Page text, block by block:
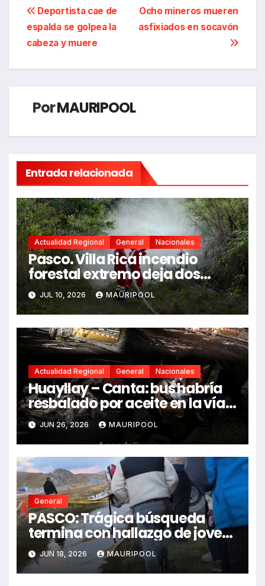
Navegación
de
entradas
Ocho mineros mueren
asfixiados en socavón
Deportista cae de
espalda se golpea la
cabeza y muere
PorMAURIPOOL
Entrada relacionada
Actualidad Regional General Nacionales
Pasco. Villa Rica incendio
forestal extremo deja dos
fallecidos y heridos
JUL 10, 2026 MAURIPOOL
Actualidad Regional General Nacionales
Huayllay – Canta: bus habría
resbalado por aceite en la vía e
impactó auto siniestrado
dejando dos fallecidos
JUN 26, 2026 MAURIPOOL
General
PASCO: Trágica búsqueda
termina con hallazgo de joven
sin vida en Rancas
JUN 18, 2026 MAURIPOOL